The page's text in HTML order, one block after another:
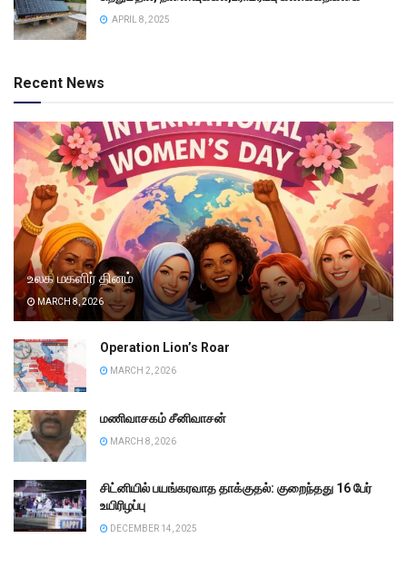
APRIL 8, 2025
Recent News
உலக மகளிர் தினம்
MARCH 8, 2026
Operation Lion’s Roar
MARCH 2, 2026
மணிவாசகம் சீனிவாசன்
MARCH 8, 2026
சிட்னியில் பயங்கரவாத தாக்குதல்: குறைந்தது 16 பேர்
உயிரிழப்பு
DECEMBER 14, 2025